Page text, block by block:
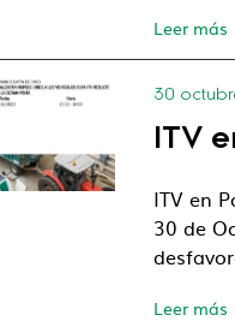
Leer más
30
ITV
ITV en
30 de
Leer más